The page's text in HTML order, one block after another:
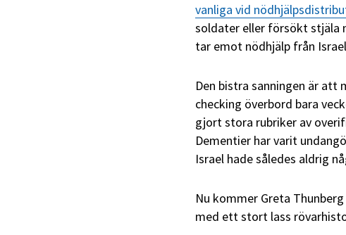
vanliga vid
soldater eller försökt stjäla
tar emot nödhjälp från
Den bistra sanningen är att
checking överbord bara
gjort stora rubriker av
Dementier har varit
Israel hade således aldrig
Nu kommer Greta
med ett stort lass